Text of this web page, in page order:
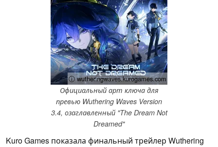
ⓘ wutheringwaves.kurogames.com
Официальный арт ключа для
превью Wuthering Waves Version
3.4, озаглавленный "The Dream Not
Dreamed"
Kuro Games показала финальный трейлер Wuthering